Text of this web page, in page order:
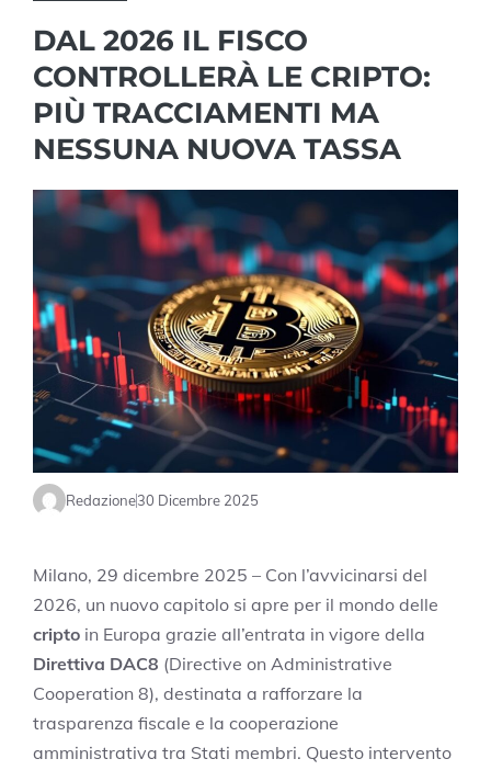
DAL 2026 IL FISCO
CONTROLLERÀ LE CRIPTO:
PIÙ TRACCIAMENTI MA
NESSUNA NUOVA TASSA
Redazione30 Dicembre 2025
Milano, 29 dicembre 2025 – Con l’avvicinarsi del
2026, un nuovo capitolo si apre per il mondo delle
cripto in Europa grazie all’entrata in vigore della
Direttiva DAC8 (Directive on Administrative
Cooperation 8), destinata a rafforzare la
trasparenza fiscale e la cooperazione
amministrativa tra Stati membri. Questo intervento